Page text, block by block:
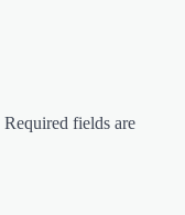
Required fields are